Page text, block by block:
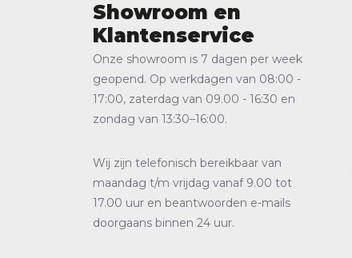
Showroom en
Klantenservice
Onze showroom is 7 dagen per week
geopend. Op werkdagen van 08:00 -
17:00, zaterdag van 09.00 - 16:30 en
zondag van 13:30–16:00.
Wij zijn telefonisch bereikbaar van
maandag t/m vrijdag vanaf 9.00 tot
17.00 uur en beantwoorden e-mails
doorgaans binnen 24 uur.